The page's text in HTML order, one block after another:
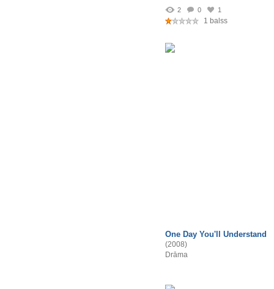
2 0 1
1 balss
One Day You'll Understand
(2008)
Drāma